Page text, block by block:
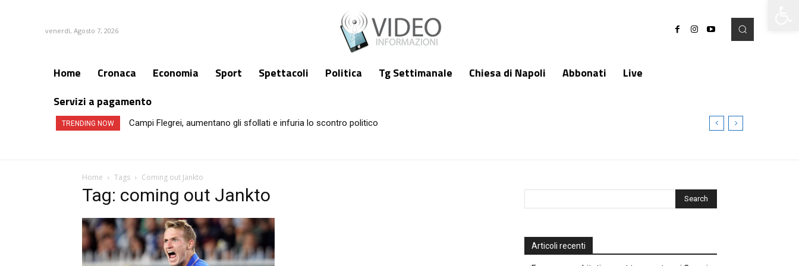
venerdì, Agosto 7, 2026
Home Cronaca Economia Sport Spettacoli Politica Tg Settimanale Chiesa di Napoli Abbonati
Live
Servizi a pagamento
TRENDING NOW Campi Flegrei, aumentano gli sfollati e infuria lo scontro politico
Home Tags Coming out Jankto
Tag: coming out Jankto
Articoli recenti